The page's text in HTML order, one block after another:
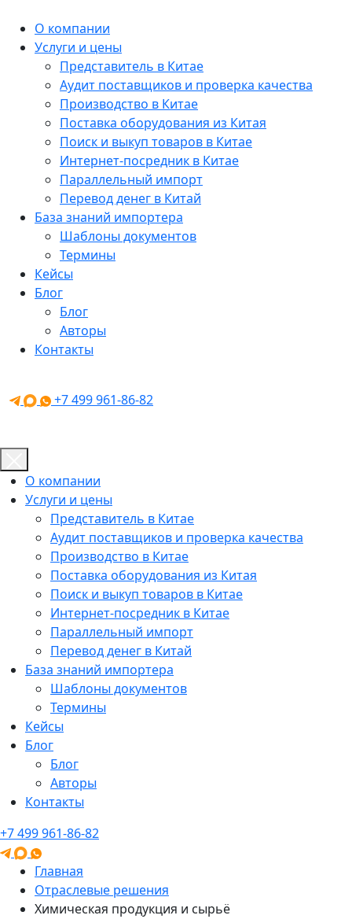
О компании
Услуги и цены
Представитель в Китае
Аудит поставщиков и проверка качества
Производство в Китае
Поставка оборудования из Китая
Поиск и выкуп товаров в Китае
Интернет-посредник в Китае
Параллельный импорт
Перевод денег в Китай
База знаний импортера
Шаблоны документов
Термины
Кейсы
Блог
Блог
Авторы
Контакты
+7 499 961-86-82
О компании
Услуги и цены
Представитель в Китае
Аудит поставщиков и проверка качества
Производство в Китае
Поставка оборудования из Китая
Поиск и выкуп товаров в Китае
Интернет-посредник в Китае
Параллельный импорт
Перевод денег в Китай
База знаний импортера
Шаблоны документов
Термины
Кейсы
Блог
Блог
Авторы
Контакты
+7 499 961-86-82
Главная
Отраслевые решения
Химическая продукция и сырьё